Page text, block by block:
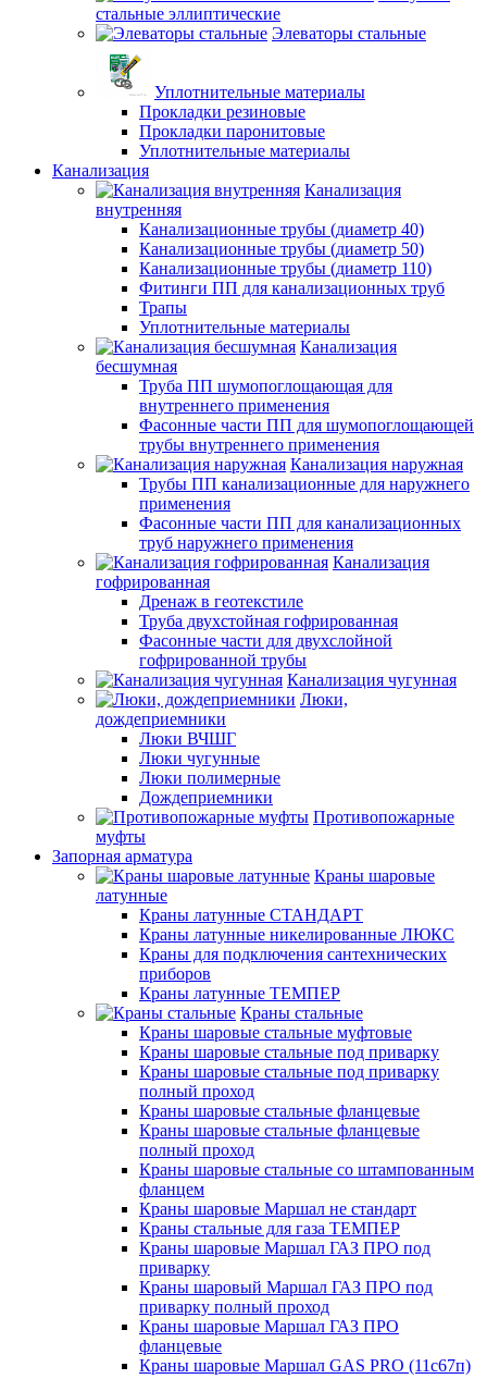
стальные эллиптические
Элеваторы стальные
Уплотнительные материалы
Прокладки резиновые
Прокладки паронитовые
Уплотнительные материалы
Канализация
Канализация
внутренняя
Канализационные трубы (диаметр 40)
Канализационные трубы (диаметр 50)
Канализационные трубы (диаметр 110)
Фитинги ПП для канализационных труб
Трапы
Уплотнительные материалы
Канализация
бесшумная
Труба ПП шумопоглощающая для
внутреннего применения
Фасонные части ПП для шумопоглощающей
трубы внутреннего применения
Канализация наружная
Трубы ПП канализационные для наружнего
применения
Фасонные части ПП для канализационных
труб наружнего применения
Канализация
гофрированная
Дренаж в геотекстиле
Труба двухстойная гофрированная
Фасонные части для двухслойной
гофрированной трубы
Канализация чугунная
Люки,
дождеприемники
Люки ВЧШГ
Люки чугунные
Люки полимерные
Дождеприемники
Противопожарные
муфты
Запорная арматура
Краны шаровые
латунные
Краны латунные СТАНДАРТ
Краны латунные никелированные ЛЮКС
Краны для подключения сантехнических
приборов
Краны латунные ТЕМПЕР
Краны стальные
Краны шаровые стальные муфтовые
Краны шаровые стальные под приварку
Краны шаровые стальные под приварку
полный проход
Краны шаровые стальные фланцевые
Краны шаровые стальные фланцевые
полный проход
Краны шаровые стальные со штампованным
фланцем
Краны шаровые Маршал не стандарт
Краны стальные для газа ТЕМПЕР
Краны шаровые Маршал ГАЗ ПРО под
приварку
Краны шаровый Маршал ГАЗ ПРО под
приварку полный проход
Краны шаровые Маршал ГАЗ ПРО
фланцевые
Краны шаровые Маршал GAS PRO (11с67п)